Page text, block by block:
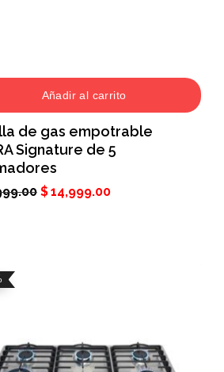
Añadir al carrito
de gas empotrable
Signature de 5
$14,999.00